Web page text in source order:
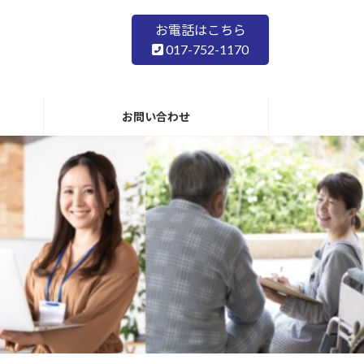
お電話はこちら
017-752-1170
お問い合わせ